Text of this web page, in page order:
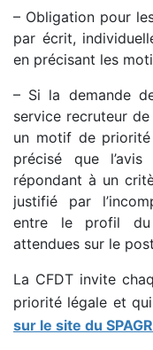
– Obligation pour
par écrit,
en précisant les
– Si la demande
service recruteur
un motif de priorité
précisé que
répondant à un
justifié par
entre le profil du
attendues sur le
La CFDT invite
priorité légale et qui
sur le site du